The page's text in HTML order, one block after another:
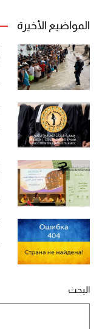
المواضيع الأخيرة
البحث